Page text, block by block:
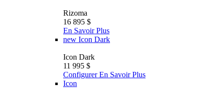
Rizoma
16 895 $
En Savoir Plus
new Icon Dark
Icon Dark
11 995 $
Configurer En Savoir Plus
Icon